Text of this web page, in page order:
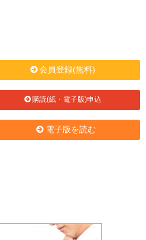
会員登録(無料)
購読(紙・電子版)申込
電子版を読む